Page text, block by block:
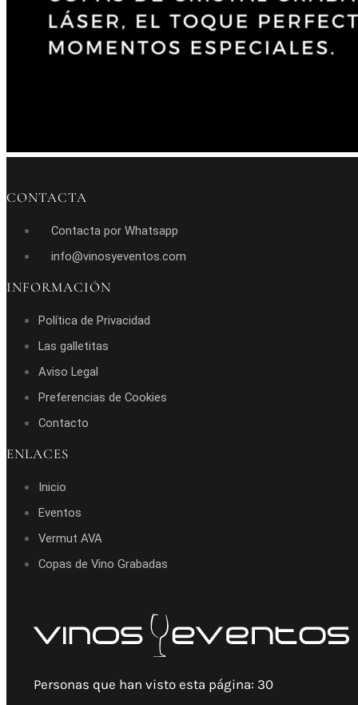
CONTACTA
Contacta por Whatsapp
info@vinosyeventos.com
INFORMACIÓN
Política de Privacidad
Las galletitas
Aviso Legal
Preferencias de Cookies
Contacto
ENLACES
Inicio
Eventos
Vermut AVA
Copas de Vino Grabadas
Personas que han visto esta página: 30